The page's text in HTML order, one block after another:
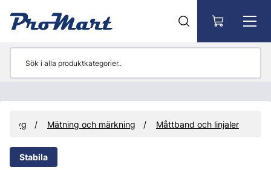
Mätning och märkning Måttband och linjaler
Stabila